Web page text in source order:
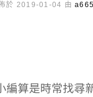
於 2019-01-04 由
編算是時常找尋